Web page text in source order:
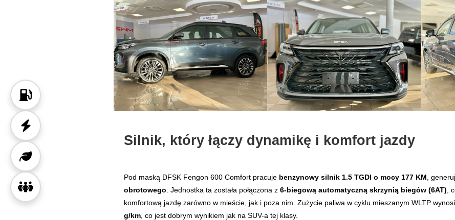
Silnik, który łączy dynamikę i komfort jazdy
Pod maską DFSK Fengon 600 Comfort pracuje benzynowy silnik 1.5 TGDI o mocy 177 KM ,
obrotowego . Jednostka ta została połączona z 6-biegową automatyczną skrzynią biegów (6AT) ,
komfortową jazdę zarówno w mieście, jak i poza nim. Zużycie paliwa w cyklu mieszanym WLTP wynosi
g/km , co jest dobrym wynikiem jak na SUV-a tej klasy.